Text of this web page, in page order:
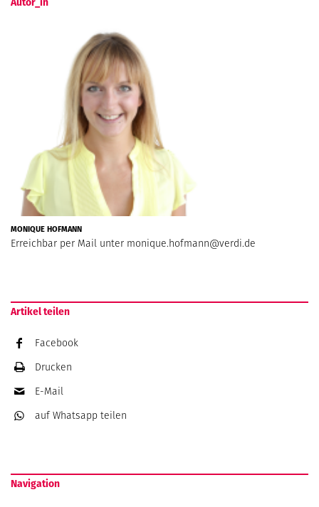
MONIQUE HOFMANN
Erreichbar per Mail unter monique.hofmann@verdi.de
Artikel teilen
Facebook
Drucken
E-Mail
auf Whatsapp teilen
Navigation